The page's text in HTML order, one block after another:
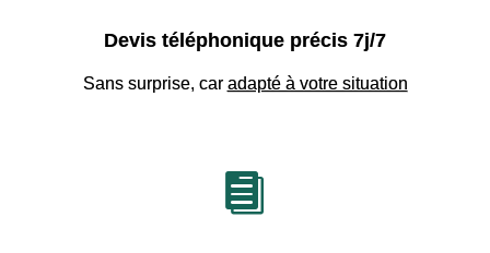
Devis téléphonique précis 7j/7
Sans surprise, car adapté à votre situation
